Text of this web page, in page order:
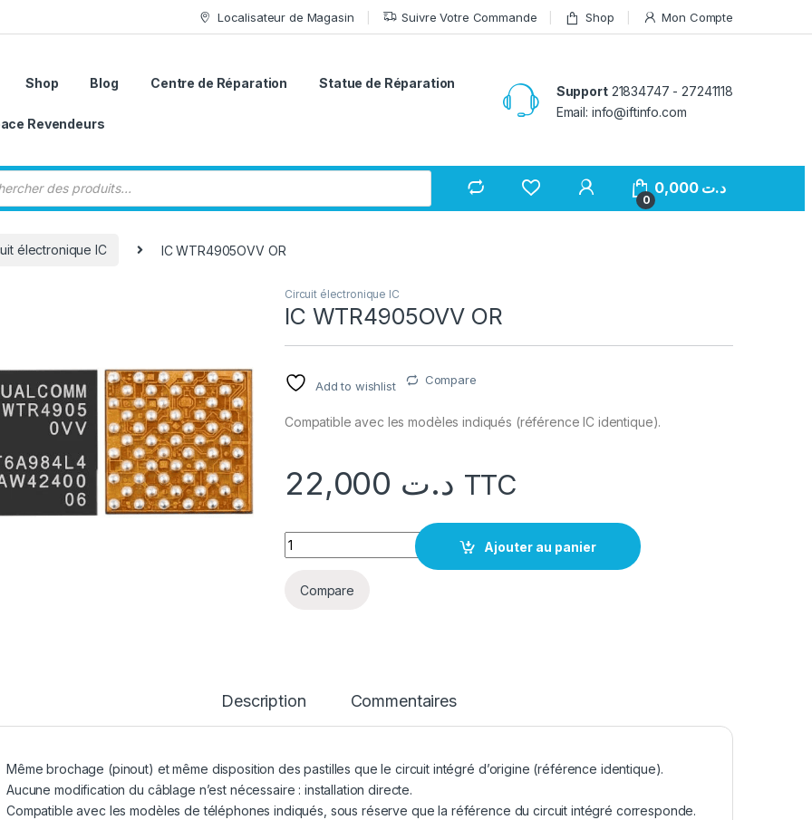
Localisateur de Magasin Suivre Votre Commande Shop Mon Compte
Shop Blog Centre de Réparation Statue de Réparation
Revendeurs
Support21834747 - 27241118
Email: info@iftinfo.com
de produits
0
د.ت 0,000
électronique IC IC WTR4905OVV OR
Circuit électronique IC
IC WTR4905OVV OR
Add to wishlist Compare
Compatible avec les modèles indiqués (référence IC identique).
د.ت TTC
quantité IC WTR4905OVV OR
Ajouter au panier
Compare
Description Commentaires
Même brochage (pinout) et même disposition des pastilles que le circuit intégré d’origine (référence identique).
Aucune modification du câblage n’est nécessaire : installation directe.
Compatible avec les modèles de téléphones indiqués, sous réserve que la référence du circuit intégré corresponde.